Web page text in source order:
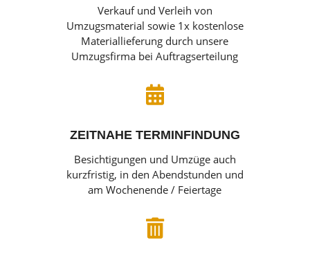
Verkauf und Verleih von
Umzugsmaterial sowie 1x kostenlose
Materiallieferung durch unsere
Umzugsfirma bei Auftragserteilung

ZEITNAHE TERMINFINDUNG
Besichtigungen und Umzüge auch
kurzfristig, in den Abendstunden und
am Wochenende / Feiertage
